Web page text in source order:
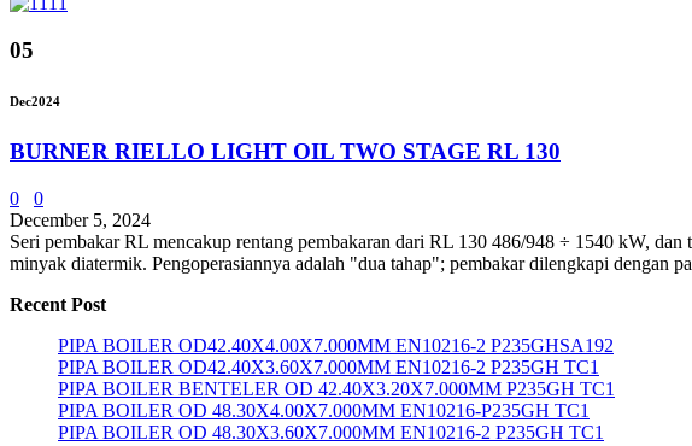
05
Dec2024
BURNER RIELLO LIGHT OIL TWO STAGE RL 130
0
0
December 5, 2024
Seri pembakar RL mencakup rentang pembakaran dari RL 130 486/948 ÷ 1540 kW,
minyak diatermik. Pengoperasiannya adalah "dua tahap"; pembakar dilengkapi dengan
Recent Post
PIPA BOILER OD42.40X4.00X7.000MM EN10216-2 P235GHSA192
PIPA BOILER OD42.40X3.60X7.000MM EN10216-2 P235GH TC1
PIPA BOILER BENTELER OD 42.40X3.20X7.000MM P235GH TC1
PIPA BOILER OD 48.30X4.00X7.000MM EN10216-P235GH TC1
PIPA BOILER OD 48.30X3.60X7.000MM EN10216-2 P235GH TC1